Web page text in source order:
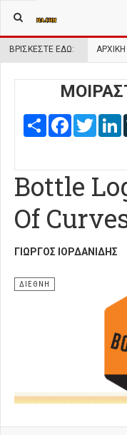
ΒΡΊΣΚΕΣΤΕ ΕΔΏ: ΑΡΧΙΚΉ
Share Facebook
Bottle
Of
ΓΙΏΡΓΟΣ ΙΟΡΔΑΝΊΔΗΣ
ΔΙΕΘΝΗ